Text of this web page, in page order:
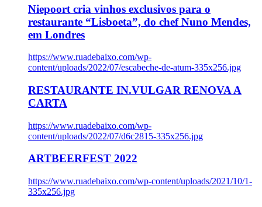
Niepoort cria vinhos exclusivos para o
restaurante “Lisboeta”, do chef Nuno Mendes,
em Londres
https://www.ruadebaixo.com/wp-
content/uploads/2022/07/escabeche-de-atum-335x256.jpg
RESTAURANTE IN.VULGAR RENOVA A
CARTA
https://www.ruadebaixo.com/wp-
content/uploads/2022/07/d6c2815-335x256.jpg
ARTBEERFEST 2022
https://www.ruadebaixo.com/wp-content/uploads/2021/10/1-
335x256.jpg